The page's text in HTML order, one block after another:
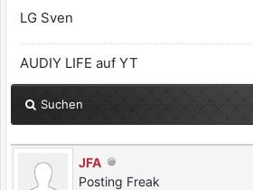
LG Sven
AUDIY LIFE auf YT
Suchen
JFA
Posting Freak